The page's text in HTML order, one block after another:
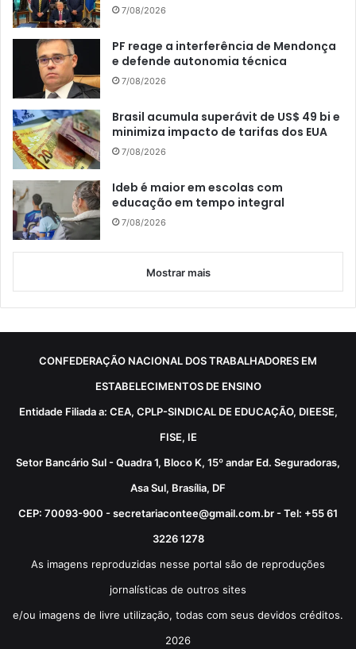
7/08/2026
PF reage a interferência de Mendonça
e defende autonomia técnica
7/08/2026
Brasil acumula superávit de US$ 49 bi e
minimiza impacto de tarifas dos EUA
7/08/2026
Ideb é maior em escolas com
educação em tempo integral
7/08/2026
Mostrar mais
CONFEDERAÇÃO NACIONAL DOS TRABALHADORES EM
ESTABELECIMENTOS DE ENSINO
Entidade Filiada a: CEA, CPLP-SINDICAL DE EDUCAÇÃO, DIEESE,
FISE, IE
Setor Bancário Sul - Quadra 1, Bloco K, 15º andar Ed. Seguradoras,
Asa Sul, Brasília, DF
CEP: 70093-900 - secretariacontee@gmail.com.br - Tel: +55 61
3226 1278
As imagens reproduzidas nesse portal são de reproduções
jornalísticas de outros sites
e/ou imagens de livre utilização, todas com seus devidos créditos.
2026